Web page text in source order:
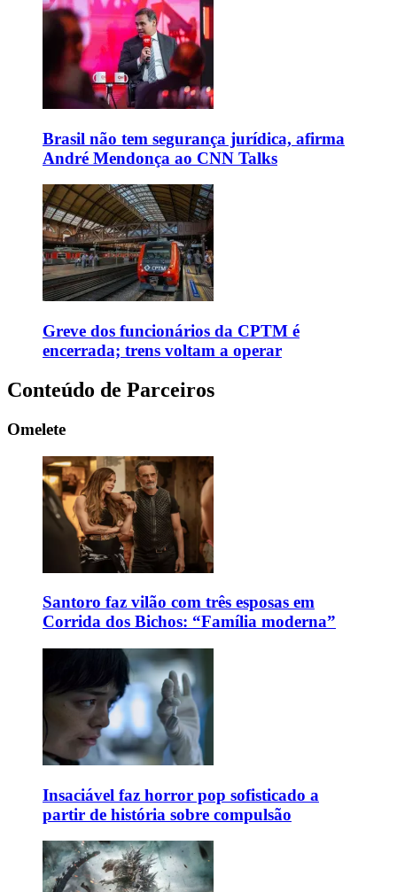
Brasil não tem segurança jurídica, afirma
André Mendonça ao CNN Talks
Greve dos funcionários da CPTM é
encerrada; trens voltam a operar
Conteúdo de Parceiros
Omelete
Santoro faz vilão com três esposas em
Corrida dos Bichos: “Família moderna”
Insaciável faz horror pop sofisticado a
partir de história sobre compulsão